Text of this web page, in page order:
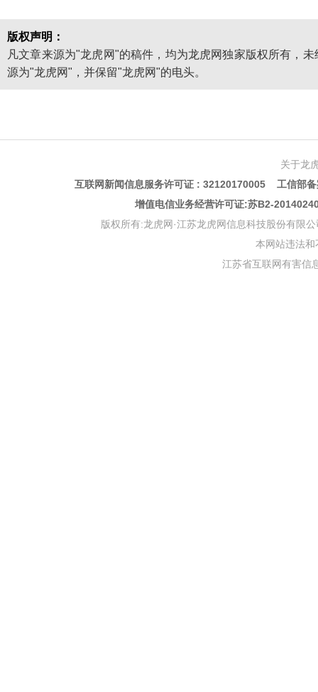
版权声明：
凡文章来源为"龙虎网"的稿件，均为龙虎网独家版权所有，
源为"龙虎网"，并保留"龙虎网"的电头。
关于龙
互联网新闻信息服务许可证 : 32120170005 工信部
增值电信业务经营许可证:苏B2-
版权所有:龙虎网·江苏龙虎网信息科技股份有限
本网站违法
江苏省互联网有害